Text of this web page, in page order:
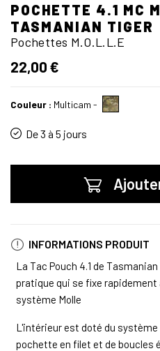
POCHETTE 4.1 MC
TASMANIAN TIGER
Pochettes M.O.L.L.E
22,00 €
Couleur : Multicam -
De 3 à 5 jours
INFORMATIONS PRODUIT
La Tac Pouch 4.1 de
pratique qui se fixe
système Molle
L'intérieur est doté du système
pochette en filet et de boucles